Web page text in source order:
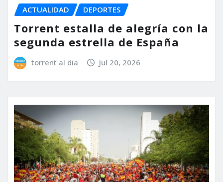
ACTUALIDAD DEPORTES
Torrent estalla de alegría con la
segunda estrella de España
torrent al dia Jul 20, 2026